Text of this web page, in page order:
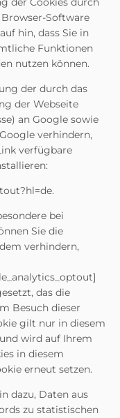
Software
hin, dass Sie in
Funktionen
nutzen können.
der durch das
der Webseite
an Google sowie
verhindern,
verfügbare
.
bei
Sie die
verhindern,
das die
Besuch dieser
gilt nur in diesem
wird auf Ihrem
in diesem
erneut setzen.
dazu, Daten aus
zu statistischen